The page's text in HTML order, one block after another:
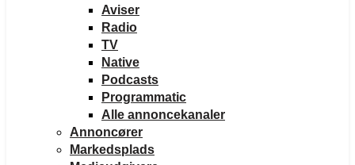
Aviser
Radio
TV
Native
Podcasts
Programmatic
Alle annoncekanaler
Annoncører
Markedsplads